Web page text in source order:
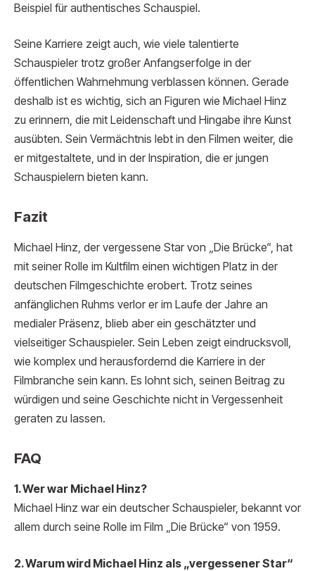
Beispiel für authentisches Schauspiel.
Seine Karriere zeigt auch, wie viele talentierte
Schauspieler trotz großer Anfangserfolge in der
öffentlichen Wahrnehmung verblassen können. Gerade
deshalb ist es wichtig, sich an Figuren wie Michael Hinz
zu erinnern, die mit Leidenschaft und Hingabe ihre Kunst
ausübten. Sein Vermächtnis lebt in den Filmen weiter, die
er mitgestaltete, und in der Inspiration, die er jungen
Schauspielern bieten kann.
Fazit
Michael Hinz, der vergessene Star von „Die Brücke“, hat
mit seiner Rolle im Kultfilm einen wichtigen Platz in der
deutschen Filmgeschichte erobert. Trotz seines
anfänglichen Ruhms verlor er im Laufe der Jahre an
medialer Präsenz, blieb aber ein geschätzter und
vielseitiger Schauspieler. Sein Leben zeigt eindrucksvoll,
wie komplex und herausfordernd die Karriere in der
Filmbranche sein kann. Es lohnt sich, seinen Beitrag zu
würdigen und seine Geschichte nicht in Vergessenheit
geraten zu lassen.
FAQ
1. Wer war Michael Hinz?
Michael Hinz war ein deutscher Schauspieler, bekannt vor
allem durch seine Rolle im Film „Die Brücke“ von 1959.
2. Warum wird Michael Hinz als „vergessener Star“